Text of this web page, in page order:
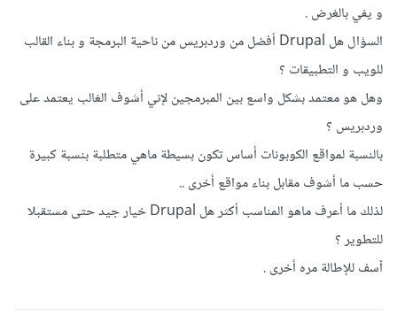
مواقع العمل الحر مثل مستقل.
والتكلفة تعتمد على المميزات التي تريد توافرها بالموقع والتصميم
وخلافه وأيضًا خبرة المبرمج.
وعن تحويل الموقع لتطبيق من خلال فلاتر، فالأمر بسيط إذا كنت
تريد عرض الموقع كما هو من خلال تطبيق مع إضافة مزايا بسيطة،
لكن تحويل الموقع بالكامل إلى تطبيق متعدد الصفحات مثلاً وبمزايا
و يفي بالغرض .
السؤال هل Drupal أفضل من وردبريس من ناحية البرمجة و بناء القالب
للويب و التطبيقات ؟
وهل هو معتمد بشكل واسع بين المبرمجين لإني أشوف الغالب يعتمد على
وردبريس ؟
بالنسبة لمواقع الكوبونات أساس تكون بسيطة ماهي متطلبة بنسبة كبيرة
حسب ما أشوف مقابل بناء مواقع أخرى ..
لذلك ما أعرف ماهو المناسب أكثر هل Drupal خيار جيد حتى مستقبلا
للتطوير ؟
آسف للإطالة مره أخرى .